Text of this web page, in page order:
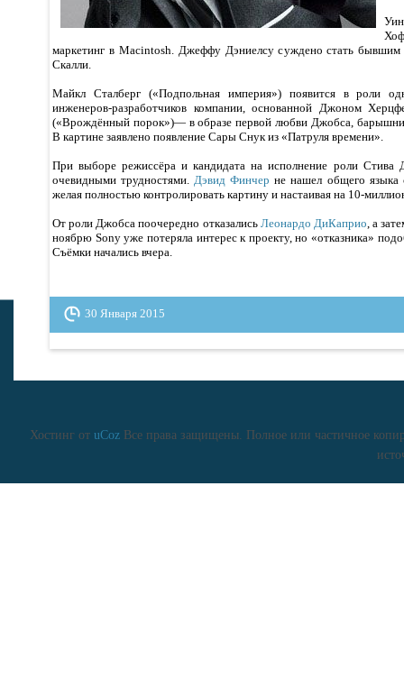
маркетинг в Macintosh. Джеффу Дэниелсу суждено стать
Скалли.
Майкл Сталберг («Подпольная империя») появится в роли
инженеров-разработчиков компании, основанной Джоном
(«Врождённый порок»)— в образе первой любви Джобса,
В картине заявлено появление Сары Снук из «Патруля времени».
При выборе режиссёра и кандидата на исполнение роли Стива
очевидными трудностями.Дэвид Финчер не нашел общего языка
желая полностью контролировать картину и настаивая на 10-
От роли Джобса поочередно отказались Леонардо ДиКаприо, а
ноябрю Sony уже потеряла интерес к проекту, но «отказника»
Съёмки начались вчера.
30 Января 2015
Хостинг от uCozВсе права защищены. Полное или частичное